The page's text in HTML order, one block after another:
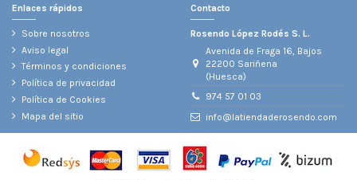
Enlaces rápidos
Sobre nosotros
Aviso legal
Términos y condiciones
Política de privacidad
Política de Cookies
Mapa del sitio
Contacto
Rosendo López Rodés S. L.
Avenida de Fraga 16, Bajos
22200 Sariñena
(Huesca)
974 57 01 03
info@latiendaderosendo.com